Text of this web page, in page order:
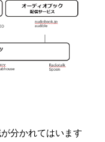
分かれてはいます